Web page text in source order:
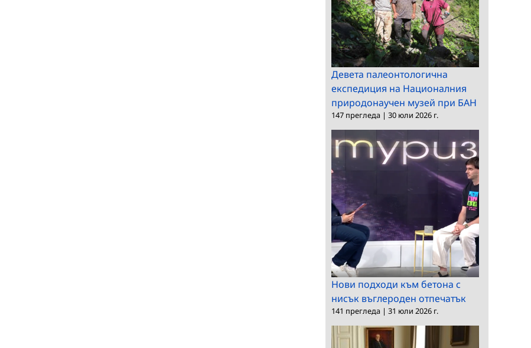
Девета палеонтологична
експедиция на Националния
природонаучен музей при БАН
147 прегледа | 30 юли 2026 г.
Нови подходи към бетона с
нисък въглероден отпечатък
141 прегледа | 31 юли 2026 г.